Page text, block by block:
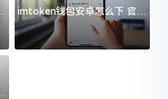
imtoken钱包安卓怎么下 官方
渠道避坑指南